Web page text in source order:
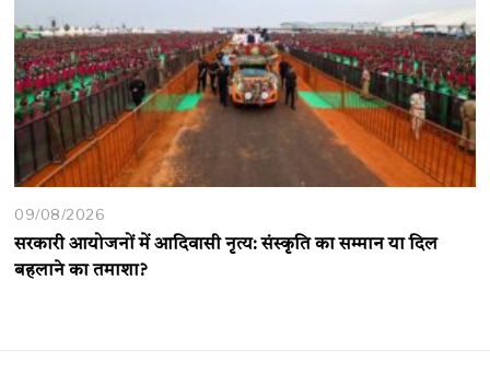
09/08/2026
सरकारी आयोजनों में आदिवासी नृत्य: संस्कृति का सम्मान या दिल
बहलाने का तमाशा?